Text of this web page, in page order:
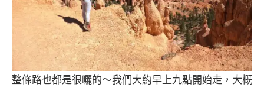
整條路也都是很曬的～我們大約早上九點開始走，大概